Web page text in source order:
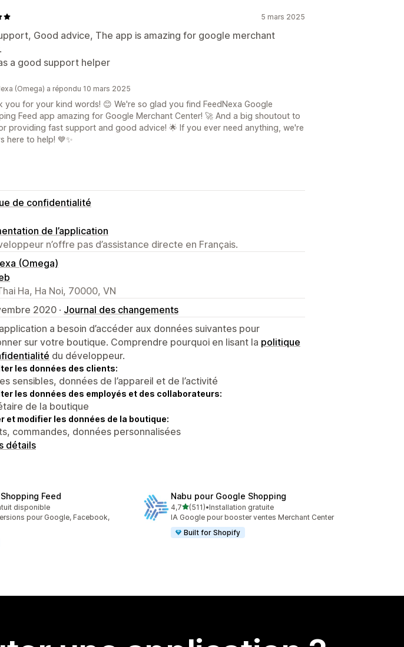
5 mars 2025
Good advice, The app is amazing for google merchant
a good support helper
(Omega) a répondu 10 mars 2025
you for your kind words! 😊 We're so glad you find FeedNexa Google
Feed app amazing for Google Merchant Center! 🚀 And a big shoutout to
providing fast support and good advice! 🌟 If you ever need anything, we're
here to help! 💙✨
de confidentialité
de l’application
n’offre pas d’assistance directe en Français.
(Omega)
Ha, Ha Noi, 70000, VN
2020 · Journal des changements
a besoin d’accéder aux données suivantes pour
sur votre boutique. Comprendre pourquoi en lisant la politique
du développeur.
les données des clients:
sensibles, données de l’appareil et de l’activité
les données des employés et des collaborateurs:
de la boutique
et modifier les données de la boutique:
commandes, données personnalisées
détails
Feed
disponible
pour Google, Facebook,
Nabu pour Google Shopping
4,7étoile(s) sur 5
(511)
511 avis au total
•Installation gratuite
IA Google pour booster ventes Merchant Center
Built for Shopify